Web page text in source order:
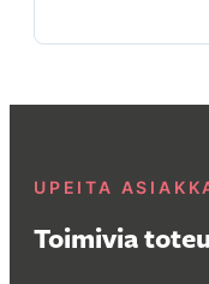
UPEITA
Toimivia